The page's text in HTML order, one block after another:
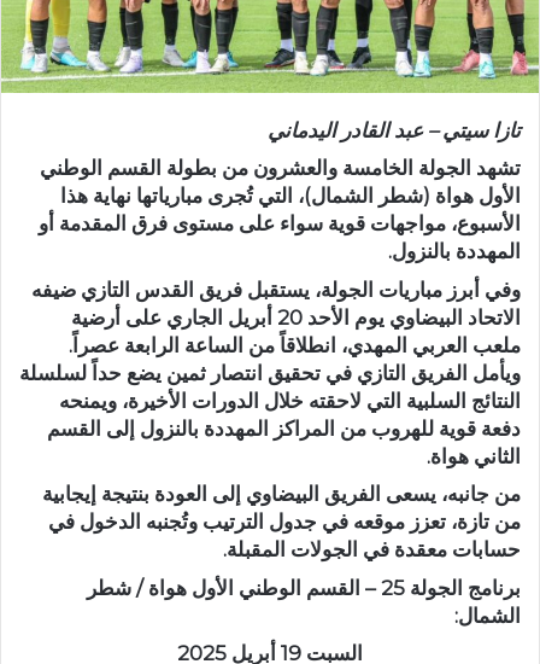
ل
ك
ت
و
ن
ي
تازا سيتي – عبد القادر اليدماني
تشهد الجولة الخامسة والعشرون من بطولة القسم الوطني
الأول هواة (شطر الشمال)، التي تُجرى مبارياتها نهاية هذا
الأسبوع، مواجهات قوية سواء على مستوى فرق المقدمة أو
المهددة بالنزول.
وفي أبرز مباريات الجولة، يستقبل فريق القدس التازي ضيفه
الاتحاد البيضاوي
يوم الأحد 20 أبريل الجاري على أرضية
ملعب العربي المهدي، انطلاقاً من الساعة الرابعة عصراً.
ويأمل الفريق التازي في تحقيق انتصار ثمين يضع حداً لسلسلة
النتائج السلبية التي لاحقته خلال الدورات الأخيرة، ويمنحه
دفعة قوية للهروب من المراكز المهددة بالنزول إلى القسم
الثاني هواة.
من جانبه، يسعى الفريق البيضاوي إلى العودة بنتيجة إيجابية
من تازة، تعزز موقعه في جدول الترتيب وتُجنبه الدخول في
حسابات معقدة في الجولات المقبلة.
برنامج الجولة 25 – القسم الوطني الأول هواة / شطر
الشمال:
السبت 19 أبريل 2025